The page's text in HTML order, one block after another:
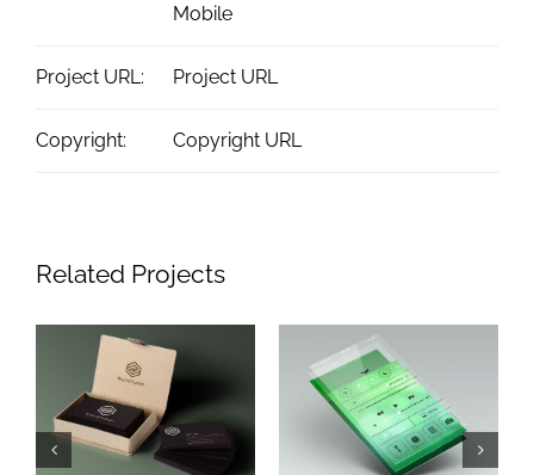
Mobile
Project URL: Project URL
Copyright: Copyright URL
Related Projects